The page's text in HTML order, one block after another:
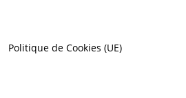
Politique de Cookies (UE)